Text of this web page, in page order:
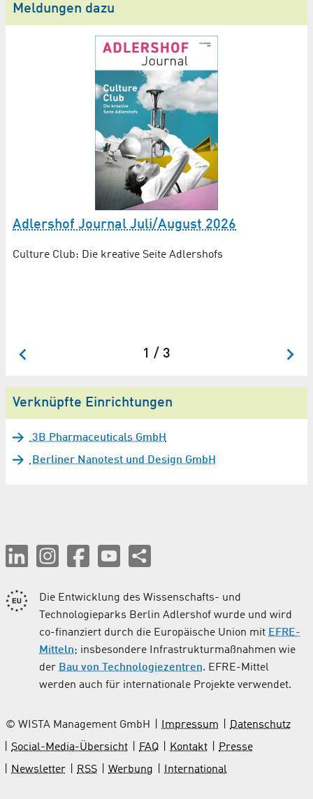
Meldungen dazu
Adlershof Journal Juli/August 2026
Culture Club: Die kreative Seite Adlershofs
1 / 3
Verknüpfte Einrichtungen
3B Pharmaceuticals GmbH
Berliner Nanotest und Design GmbH
Die Entwicklung des Wissenschafts- und
Technologieparks Berlin Adlershof wurde und wird
co-finanziert durch die Europäische Union mit EFRE-
Mitteln; insbesondere Infrastrukturmaßnahmen wie
der Bau von Technologiezentren. EFRE-Mittel
werden auch für internationale Projekte verwendet.
© WISTA Management GmbH Impressum
Datenschutz
Social-Media-Übersicht
FAQ Kontakt
Presse
Newsletter
RSS Werbung International